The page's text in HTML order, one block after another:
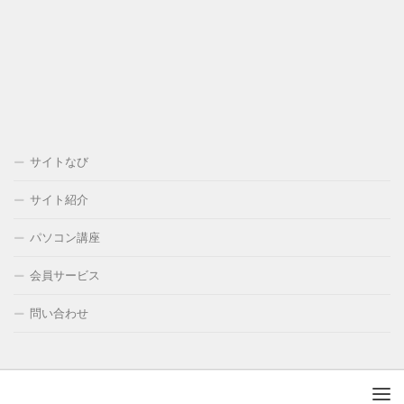
サイトなび
サイト紹介
パソコン講座
会員サービス
問い合わせ